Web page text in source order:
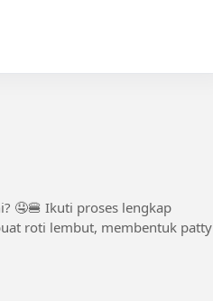
🤤🍔 Ikuti proses lengkap
roti lembut, membentuk patty